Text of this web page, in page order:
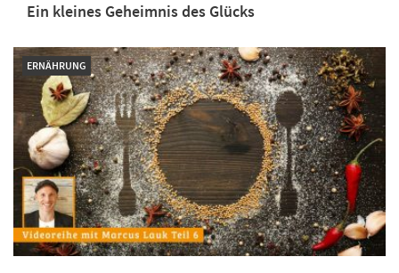
Ein kleines Geheimnis des Glücks
ERNÄHRUNG